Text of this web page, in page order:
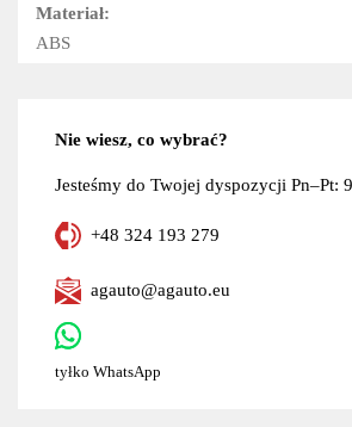
Materiał:
ABS
Nie wiesz, co wybrać?
Jesteśmy do Twojej dyspozycji Pn–Pt:
+48 324 193 279
agauto@agauto.eu
tyłko WhatsApp